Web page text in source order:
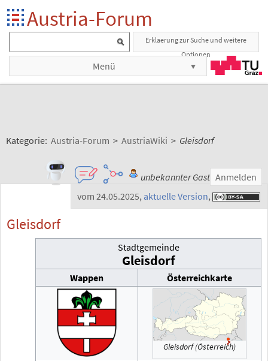
Austria-Forum
Erklaerung zur Suche und weitere
Optionen
Menü
Kategorie: Austria-Forum > AustriaWiki > Gleisdorf
unbekannter Gast Anmelden
vom 24.05.2025, aktuelle Version,
Gleisdorf
Stadtgemeinde
Gleisdorf
Wappen Österreichkarte
Gleisdorf (Österreich)